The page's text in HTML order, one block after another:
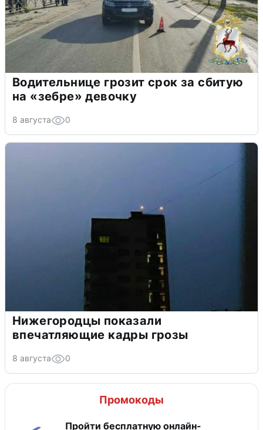
Водительнице грозит срок за сбитую
на «зебре» девочку
8 августа 0
Нижегородцы показали
впечатляющие кадры грозы
8 августа 0
Промокоды
Пройти бесплатную онлайн-